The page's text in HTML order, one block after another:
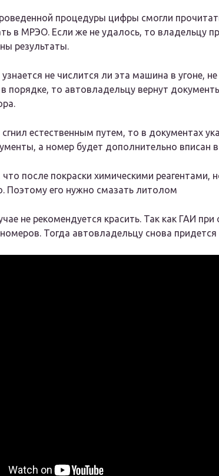
процедуры цифры смогли
в МРЭО. Если же не удалось, то владельцу
результаты.
не числится ли эта машина в угоне,
в порядке, то автовладельцу вернут
сгнил естественным путем, то в документах
а номер будет дополнительно вписан
после покраски химическими реагентами,
Поэтому его нужно смазать литолом
не рекомендуется красить. Так как ГАИ
Тогда автовладельцу снова придется